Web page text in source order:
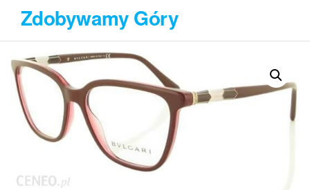
Przejdź
treści
Zdobywamy Góry